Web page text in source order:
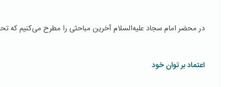
در محضر امام سجاد علیه‌السلام آخرین مباحثی را مطرح می‌کنیم که
اعتماد بر توان خود